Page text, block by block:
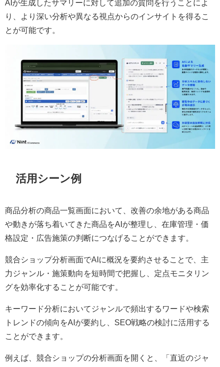
AIが生成したサマリーに対して追加の質問を行うことによ
り、より深い分析や異なる視点からのインサイトを得るこ
とが可能です。
活用シーン例
商品分析の商品一覧画面において、改善の余地がある商品
や動きが落ち着いてきた商品をAIが整理し、在庫管理・価
格設定・広告施策の判断につなげることができます。
競合ショップ分析画面でAIに概況を要約させることで、主
力ジャンル・施策動向を短時間で把握し、定点モニタリン
グを効率化することが可能です。
キーワード分析においてジャンルで頻出するワードや検索
トレンドの傾向をAIが要約し、SEO戦略の検討に活用する
ことができます。
例えば、競合ショップの分析画面を開くと、「直近のジャ